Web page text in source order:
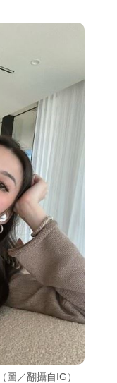
圖／翻攝自IG）